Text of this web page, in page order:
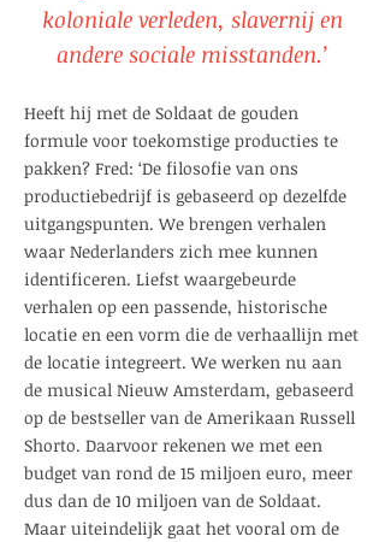
koloniale verleden, slavernij en
andere sociale misstanden.’
Heeft hij met de Soldaat de gouden
formule voor toekomstige producties te
pakken? Fred: ‘De filosofie van ons
productiebedrijf is gebaseerd op dezelfde
uitgangspunten. We brengen verhalen
waar Nederlanders zich mee kunnen
identificeren. Liefst waargebeurde
verhalen op een passende, historische
locatie en een vorm die de verhaallijn met
de locatie integreert. We werken nu aan
de musical Nieuw Amsterdam, gebaseerd
op de bestseller van de Amerikaan Russell
Shorto. Daarvoor rekenen we met een
budget van rond de 15 miljoen euro, meer
dus dan de 10 miljoen van de Soldaat.
Maar uiteindelijk gaat het vooral om de